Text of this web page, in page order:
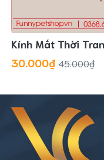
Kính Mắt Thời
30.000₫ 45.000₫